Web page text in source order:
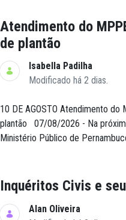
Atendimento do
de plantão
Isabella Padilha
Modificado há 2 dias.
10 DE AGOSTO Atendimento
plantão 07/08/2026 - Na
Ministério Público de
Inquéritos Civis e
Alan Oliveira